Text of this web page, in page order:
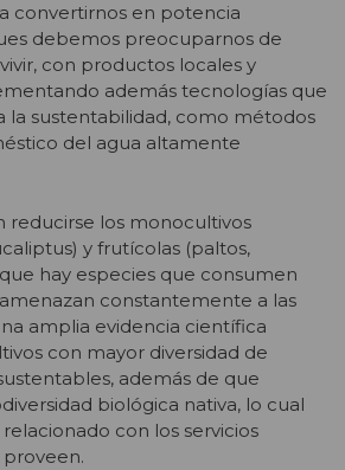
convertirnos en potencia
debemos preocuparnos de
con productos locales y
además tecnologías que
la sustentabilidad, como métodos
del agua altamente
reducirse los monocultivos
y frutícolas (paltos,
hay especies que consumen
constantemente a las
amplia evidencia científica
con mayor diversidad de
además de que
biológica nativa, lo cual
con los servicios